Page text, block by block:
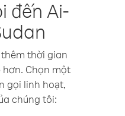
đến Ai-
thời gian
Chọn một
gọi linh hoạt,
chúng tôi: